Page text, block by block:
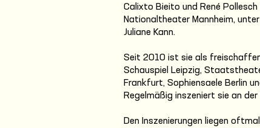
Calixto Bieito und René
Nationaltheater Mannheim,
Juliane Kann.
Seit 2010 ist sie als
Schauspiel Leipzig,
Frankfurt, Sophiensaele Berlin
Regelmäßig inszeniert sie an
Den Inszenierungen liegen